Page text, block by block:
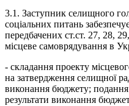
3.1. Заступник селищного
соціальних питань
передбачених ст.ст. 27, 28,
місцеве самоврядування в
- складання проекту
на затвердження селищної
виконання бюджету; подання
результати виконання